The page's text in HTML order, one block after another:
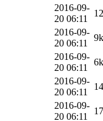
2016-09-
20 06:11
2016-09-
20 06:11
9k
2016-09-
20 06:11
6k
2016-09-
20 06:11
2016-09-
20 06:11